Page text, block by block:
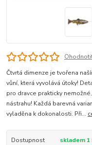
Čtvrtá dimenze je tvořena
vůní, která vyvolává útoky!
pro dravce prakticky
nástrahu! Každá barevná
vyladěna k dokonalosti. Při...
Dostupnost
skladem 1